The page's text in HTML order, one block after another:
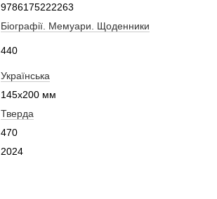
9786175222263
Біографії. Мемуари. Щоденники
440
Українська
145x200 мм
Тверда
470
2024